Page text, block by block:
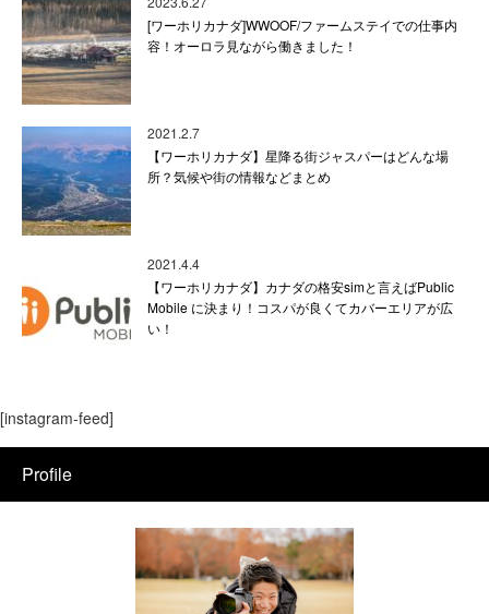
[ワーホリカナダ]WWOOF/ファームステイでの仕事内
容！オーロラ見ながら働きました！
2021.2.7
【ワーホリカナダ】星降る街ジャスパーはどんな場
所？気候や街の情報などまとめ
2021.4.4
【ワーホリカナダ】カナダの格安simと言えばPublic
Mobile に決まり！コスパが良くてカバーエリアが広
い！
[instagram-feed]
Profile